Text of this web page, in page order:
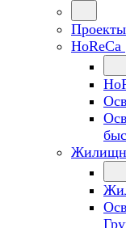
Проекты
HoReCa